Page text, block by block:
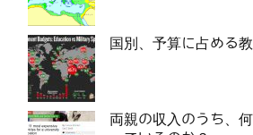
国別、予算に占める
両親の収入のうち、